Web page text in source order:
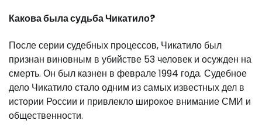
Какова была судьба Чикатило?
После серии судебных процессов, Чикатило был
признан виновным в убийстве 53 человек и осужден на
смерть. Он был казнен в феврале 1994 года. Судебное
дело Чикатило стало одним из самых известных дел в
истории России и привлекло широкое внимание СМИ и
общественности.